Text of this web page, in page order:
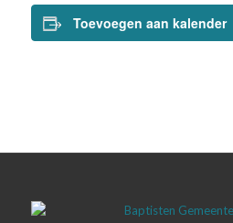
Toevoegen aan kalender